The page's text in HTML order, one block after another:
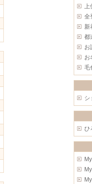
上
全
新
都
お
お
毛
シ
ひ